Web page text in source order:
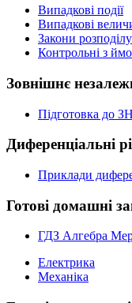
Випадкові події
Випадкові
Закони розподілу
Контрольні з
Зовнішнє
Підготовка до
Диференціальні
Приклади
Готові домашні
ГДЗ Алгебра
Електрика
Механіка